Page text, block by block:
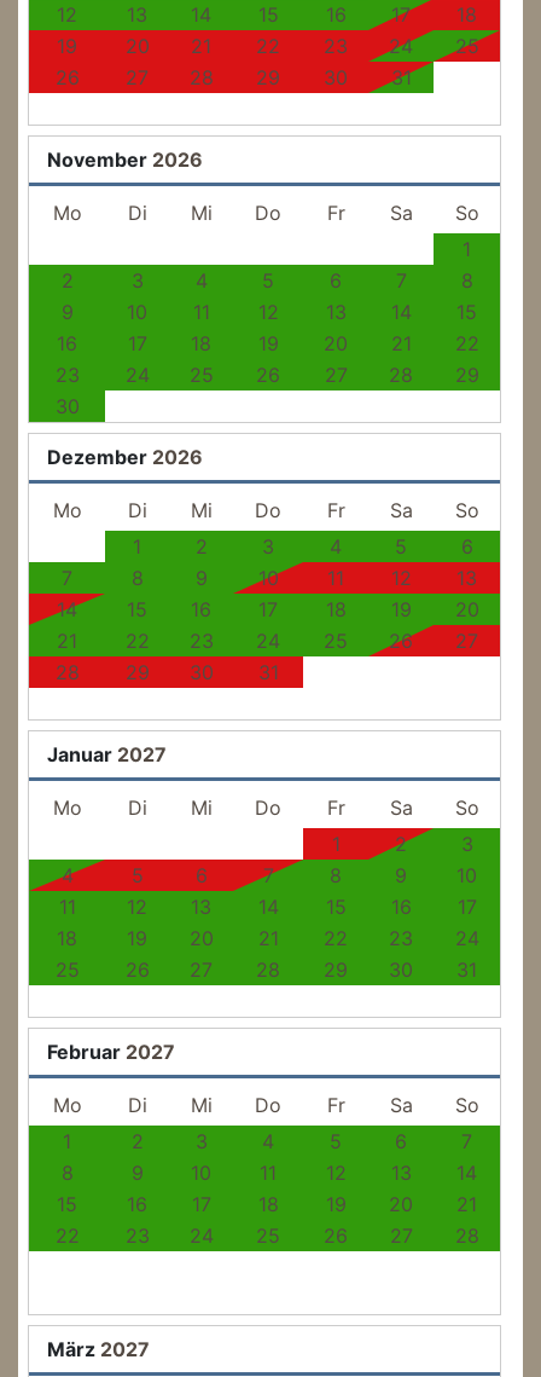
12
13 14 15 16 17
18
19
20 21 22 23 24
25
26
27 28 29 30 31
November 2026
Mo Di Mi Do Fr Sa
So
1
2
3 4 5 6 7
8
9
10 11 12 13 14
15
16
17 18 19 20 21
22
23
24 25 26 27 28
29
30
Dezember 2026
Mo Di Mi Do Fr Sa
So
1
2 3 4 5
6
7
8 9 10 11 12
13
14
15 16 17 18 19
20
21
22 23 24 25 26
27
28
29 30 31
Januar 2027
Mo Di Mi Do Fr Sa
So
1
2
3
4
5 6 7 8 9
10
11
12 13 14 15 16
17
18
19 20 21 22 23
24
25
26 27 28 29 30 31
Februar 2027
Mo Di Mi Do Fr Sa
So
1
2 3 4 5 6
7
8
9 10 11 12 13
14
15
16 17 18 19 20
21
22
23 24 25 26 27 28
März 2027